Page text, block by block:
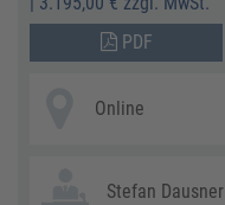
PDF
Online
Stefan Dausner